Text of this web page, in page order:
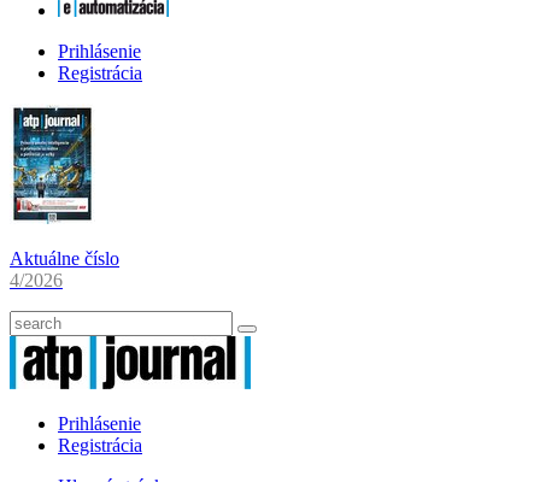
Prihlásenie
Registrácia
Aktuálne číslo
4/2026
Prihlásenie
Registrácia